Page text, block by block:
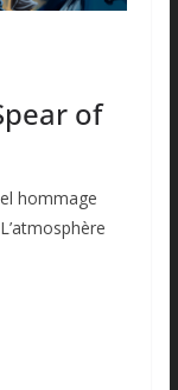
of
hommage